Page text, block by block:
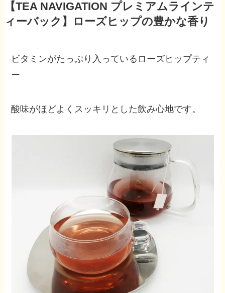
【TEA NAVIGATION プレミアムラインテ
ィーバック】ローズヒップの豊かな香り
ビタミンがたっぷり入っているローズヒップティ
ー
酸味がほどよくスッキリとした飲み心地です。